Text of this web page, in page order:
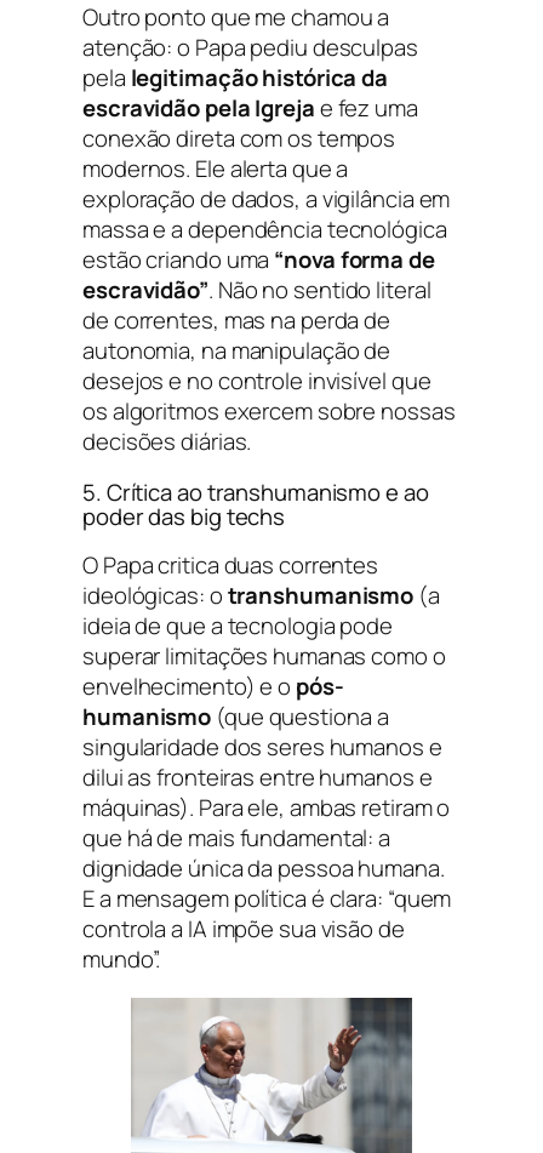
Outro ponto que me chamou a
atenção: o Papa pediu desculpas
pela legitimação histórica da
escravidão pela Igrejae fez uma
conexão direta com os tempos
modernos. Ele alerta que a
exploração de dados, a vigilância em
massa e a dependência tecnológica
estão criando uma “nova forma de
escravidão”. Não no sentido literal
de correntes, mas na perda de
autonomia, na manipulação de
desejos e no controle invisível que
os algoritmos exercem sobre nossas
decisões diárias.
5. Crítica ao transhumanismo e ao
poder das big techs
O Papa critica duas correntes
ideológicas: otranshumanismo (a
ideia de que a tecnologia pode
superar limitações humanas como o
envelhecimento) e o pós-
humanismo (que questiona a
singularidade dos seres humanos e
dilui as fronteiras entre humanos e
máquinas). Para ele, ambas retiram o
que há de mais fundamental: a
dignidade única da pessoa humana.
E a mensagem política é clara: “quem
controla a IA impõe sua visão de
mundo”.